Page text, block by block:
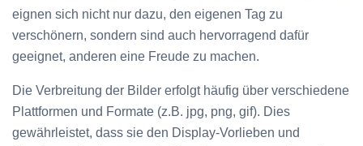
eignen sich nicht nur dazu, den eigenen Tag zu
verschönern, sondern sind auch hervorragend dafür
geeignet, anderen eine Freude zu machen.
Die Verbreitung der Bilder erfolgt häufig über verschiedene
Plattformen und Formate (z.B. jpg, png, gif). Dies
gewährleistet, dass sie den Display-Vorlieben und